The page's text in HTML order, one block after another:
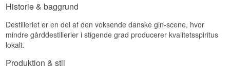
Historie & baggrund
Destilleriet er en del af den voksende danske gin-scene, hvor
mindre gårddestillerier i stigende grad producerer kvalitetsspiritus
lokalt.
Produktion & stil